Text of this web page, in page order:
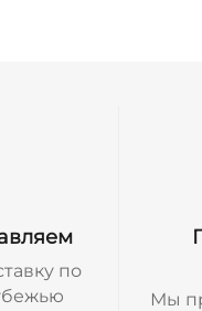
по
Мы